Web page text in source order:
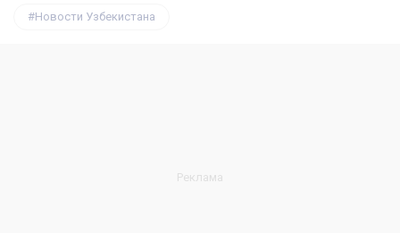
Новости Узбекистана